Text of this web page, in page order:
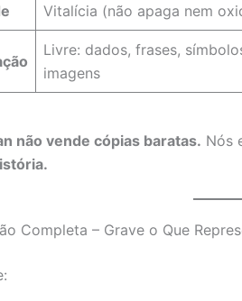
Vitalícia (não apaga nem
Livre: dados, frases,
imagens
não vende cópias baratas. Nós
Completa – Grave o Que